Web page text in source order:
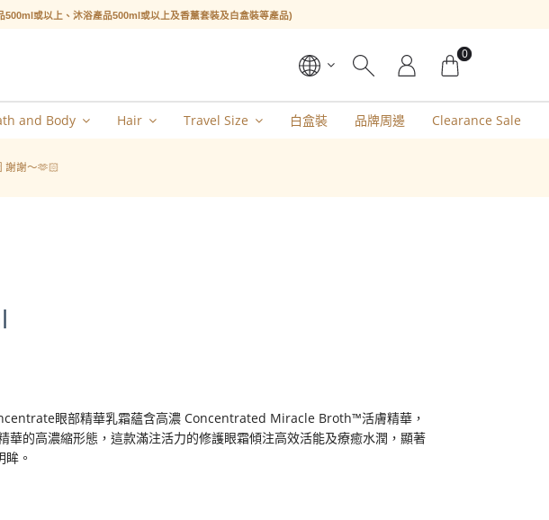
或以上、沐浴產品500ml或以上及香薰套裝及白盒裝等產品)
0
and Body Hair Travel Size 白盒裝 品牌周邊 Clearance Sale
謝謝～🫶🏻
眼部精華乳霜蘊含高濃 Concentrated Miracle Broth™活膚精華，
的高濃縮形態，這款滿注活力的修護眼霜傾注高效活能及療癒水潤，顯著
。